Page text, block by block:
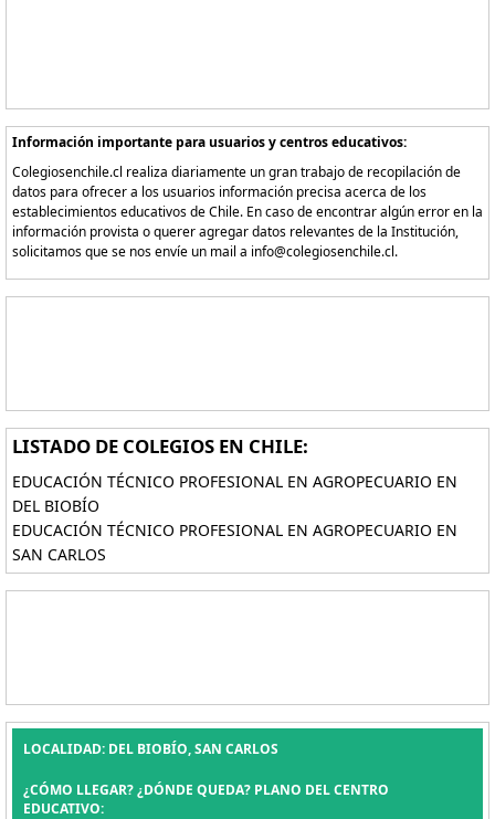
Información importante para usuarios y centros educativos:
Colegiosenchile.cl realiza diariamente un gran trabajo de recopilación de
datos para ofrecer a los usuarios información precisa acerca de los
establecimientos educativos de Chile. En caso de encontrar algún error en la
información provista o querer agregar datos relevantes de la Institución,
solicitamos que se nos envíe un mail a info@colegiosenchile.cl.
LISTADO DE COLEGIOS EN CHILE:
EDUCACIÓN TÉCNICO PROFESIONAL EN AGROPECUARIO EN
DEL BIOBÍO
EDUCACIÓN TÉCNICO PROFESIONAL EN AGROPECUARIO EN
SAN CARLOS
LOCALIDAD: DEL BIOBÍO, SAN CARLOS
¿CÓMO LLEGAR? ¿DÓNDE QUEDA? PLANO DEL CENTRO
EDUCATIVO: